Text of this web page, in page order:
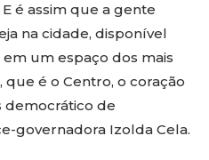
é assim que a gente
na cidade, disponível
um espaço dos mais
é o Centro, o coração
democrático de
governadora Izolda Cela.